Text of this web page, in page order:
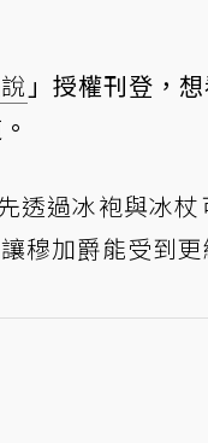
」授權刊登，
。
透過冰袍與冰
穆加爵能受到